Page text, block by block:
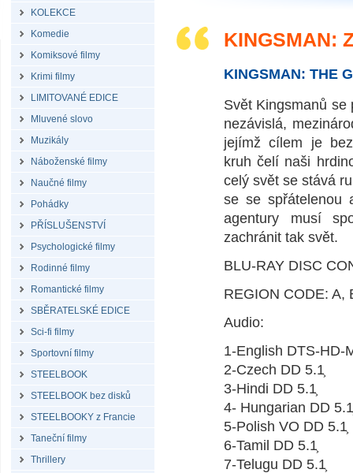
KOLEKCE
Komedie
Komiksové filmy
Krimi filmy
LIMITOVANÉ EDICE
Mluvené slovo
Muzikály
Náboženské filmy
Naučné filmy
Pohádky
PŘÍSLUŠENSTVÍ
Psychologické filmy
Rodinné filmy
Romantické filmy
SBĚRATELSKÉ EDICE
Sci-fi filmy
Sportovní filmy
STEELBOOK
STEELBOOK bez disků
STEELBOOKY z Francie
Taneční filmy
Thrillery
KINGSMAN:
KINGSMAN: THE
Svět Kingsmanů se
nezávislá,
jejímž cílem je
kruh čelí naši
celý svět se stává
se se spřátelenou
agentury musí
zachránit tak svět.
BLU-RAY DISC
REGION CODE: A,
Audio:
1-English DTS-HD-
2-Czech DD 5.1͕
3-Hindi DD 5.1͕
4- Hungarian DD 5.1͕
5-Polish VO DD 5.1͕
6-Tamil DD 5.1͕
7-Telugu DD 5.1͕